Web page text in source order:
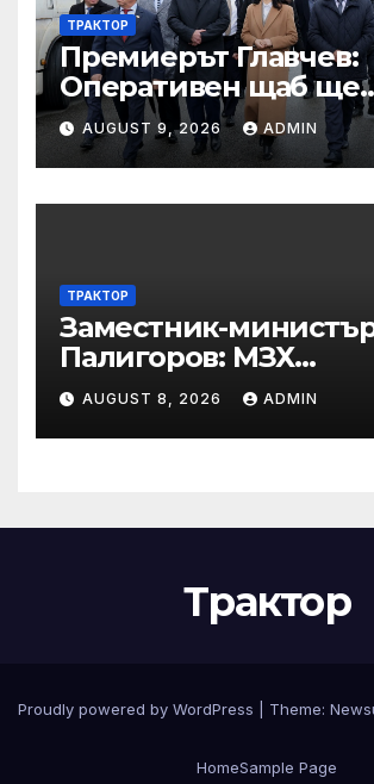
ТРАКТОР
Премиерът Главчев:
Оперативен щаб ще
реорганизира
по границата, за да
готови за Шенген
AUGUST 9, 2026 ADMIN
ТРАКТОР
Заместник-
Палигоров: МЗХ
предприема
мерки за
на горите от
AUGUST 8, 2026 ADMIN
Трактор
Proudly powered by WordPress Theme:
HomeSample Page